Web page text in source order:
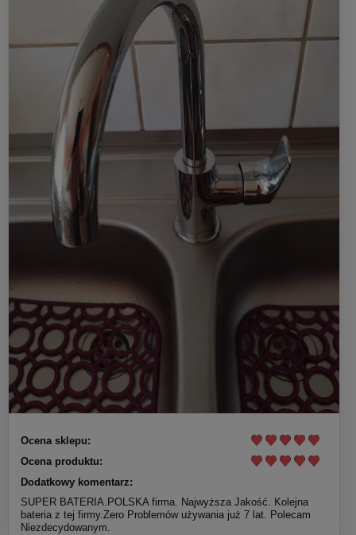
Ocena sklepu:
Ocena produktu:
Dodatkowy komentarz:
SUPER BATERIA.POLSKA firma. Najwyższa Jakość. Kolejna
bateria z tej firmy.Zero Problemów używania już 7 lat. Polecam
Niezdecydowanym.